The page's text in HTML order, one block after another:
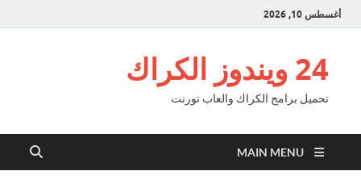
أغسطس 10, 2026
24 ويندوز الكراك
تحميل برامج الكراك والعاب تورنت
MAIN MENU